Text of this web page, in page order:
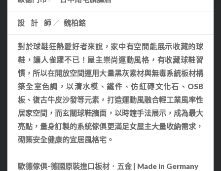
設計師 魏柏銘
對於球鞋狂熱愛好者來說，家中有空間能展示收藏的球
鞋，讓人雀躍不已！屋主崇尚運動風格，有收藏球鞋習
慣，所以在開放空間運用大量黑灰素材與無毒系統板材構
築全室色調，以清水模、鐵件、仿紅磚文化石、OSB
板、復古牛皮沙發等元素，打造運動風融合輕工業風率性
居家空間，而玄關球鞋牆面，以時鐘手法展示，成為最大
亮點，量身訂製的系統傢俱更滿足女屋主大量收納需求，
砌築安全健康的宜居風格宅。
歐德傢俱-德國原裝進口板材．五金 | Made in Germany